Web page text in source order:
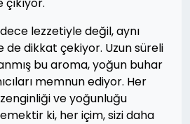
lezzetiyle değil, aynı
de dikkat çekiyor. Uzun süreli
bu aroma, yoğun buhar
memnun ediyor. Her
ve yoğunluğu
ki, her içim, sizi daha